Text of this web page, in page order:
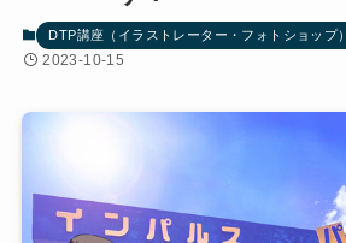
DTP講座（イラストレーター・フォトショップ）
2023-10-15